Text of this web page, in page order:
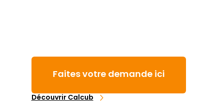
Faites votre demande ici
Découvrir Calcub